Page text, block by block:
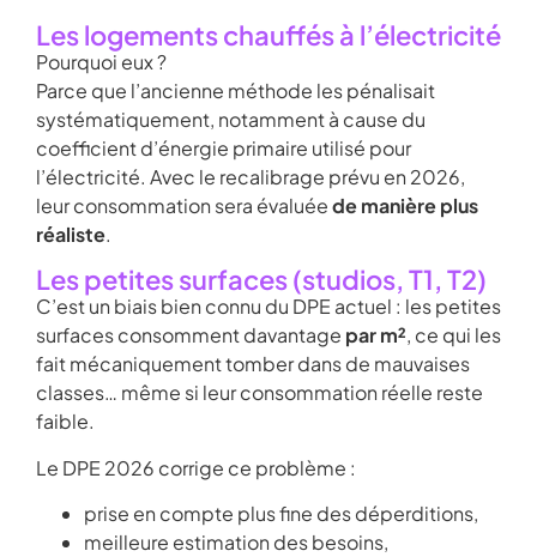
Les logements chauffés à l’électricité
Pourquoi eux ?
Parce que l’ancienne méthode les pénalisait
systématiquement, notamment à cause du
coefficient d’énergie primaire utilisé pour
l’électricité. Avec le recalibrage prévu en 2026,
leur consommation sera évaluéede manière plus
réaliste.
Les petites surfaces (studios, T1, T2)
C’est un biais bien connu du DPE actuel : les petites
surfaces consomment davantage par m², ce qui les
fait mécaniquement tomber dans de mauvaises
classes… même si leur consommation réelle reste
faible.
Le DPE 2026 corrige ce problème :
prise en compte plus fine des déperditions,
meilleure estimation des besoins,